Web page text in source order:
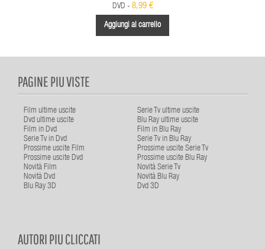
DVD - 8,99 €
Aggiungi al carrello
PAGINE PIU VISTE
Film ultime uscite
Serie Tv ultime uscite
Dvd ultime uscite
Blu Ray ultime uscite
Film in Dvd
Film in Blu Ray
Serie Tv in Dvd
Serie Tv in Blu Ray
Prossime uscite Film
Prossime uscite Serie Tv
Prossime uscite Dvd
Prossime uscite Blu Ray
Novità Film
Novità Serie Tv
Novità Dvd
Novità Blu Ray
Blu Ray 3D
Dvd 3D
AUTORI PIU CLICCATI